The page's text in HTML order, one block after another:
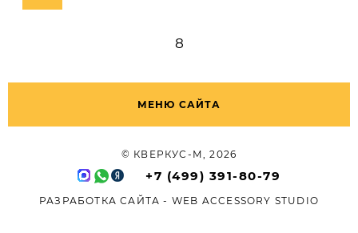
8
МЕНЮ САЙТА
© КВЕРКУС-М, 2026
+7 (499) 391-80-79
РАЗРАБОТКА САЙТА - WEB ACCESSORY STUDIO